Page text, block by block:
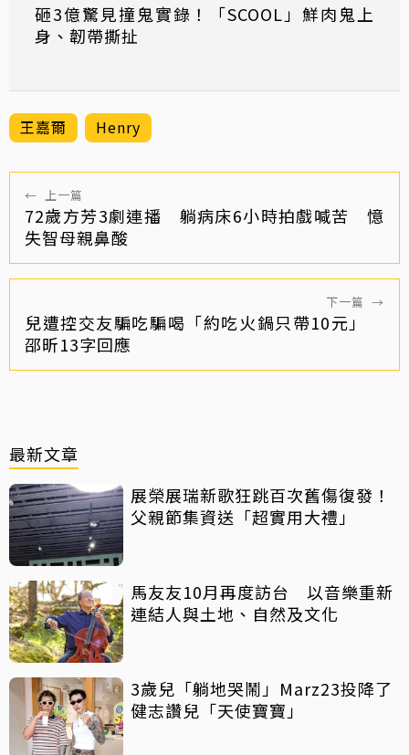
砸3億驚見撞鬼實錄！「SCOOL」鮮肉鬼上
身、韌帶撕扯
王嘉爾 Henry
← 上一篇
72歲方芳3劇連播 躺病床6小時拍戲喊苦 憶
失智母親鼻酸
下一篇 →
兒遭控交友騙吃騙喝「約吃火鍋只帶10元」
邵昕13字回應
最新文章
展榮展瑞新歌狂跳百次舊傷復發！
父親節集資送「超實用大禮」
馬友友10月再度訪台 以音樂重新
連結人與土地、自然及文化
3歲兒「躺地哭鬧」Marz23投降了
健志讚兒「天使寶寶」